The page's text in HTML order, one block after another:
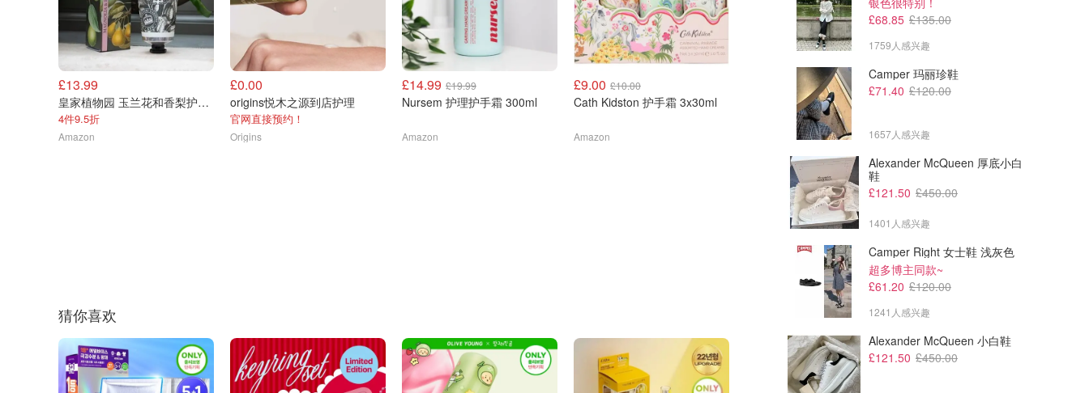
£13.99
皇家植物园 玉兰花和香梨护手霜 75ml
4件9.5折
Amazon
£0.00
origins悦木之源到店护理
官网直接预约！
Origins
£14.99 £19.99
Nursem 护理护手霜 300ml
Amazon
£9.00 £10.00
Cath Kidston 护手霜 3x30ml
Amazon
别地儿没这么多口味选择！
SEPHORA UK
£16.20
SEPHORA UK
猜你喜欢
£68.85 £135.00
1759人感兴趣
Camper 玛丽珍鞋
£71.40 £120.00
1657人感兴趣
Alexander McQueen 厚底小白
鞋
£121.50 £450.00
1401人感兴趣
Camper Right 女士鞋 浅灰色
超多博主同款~
£61.20 £120.00
1241人感兴趣
Alexander McQueen 小白鞋
£121.50 £450.00